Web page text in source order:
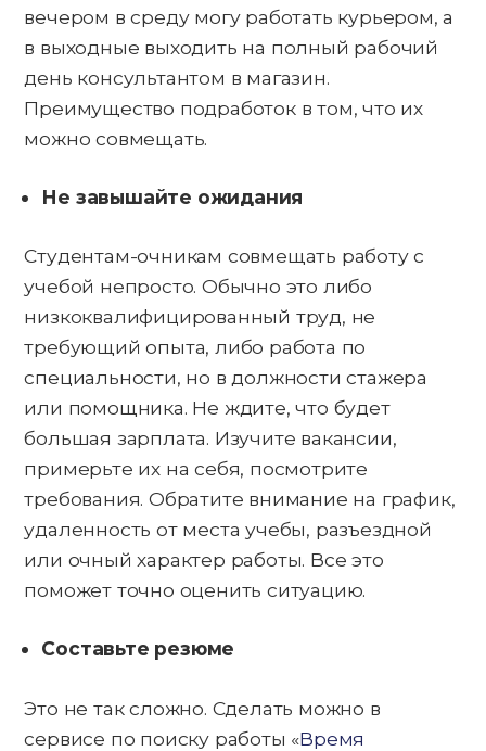
вечером в среду могу работать курьером, а
в выходные выходить на полный рабочий
день консультантом в магазин.
Преимущество подработок в том, что их
можно совмещать.
Не завышайте ожидания
Студентам-очникам совмещать работу с
учебой непросто. Обычно это либо
низкоквалифицированный труд, не
требующий опыта, либо работа по
специальности, но в должности стажера
или помощника. Не ждите, что будет
большая зарплата. Изучите вакансии,
примерьте их на себя, посмотрите
требования. Обратите внимание на график,
удаленность от места учебы, разъездной
или очный характер работы. Все это
поможет точно оценить ситуацию.
Составьте резюме
Это не так сложно. Сделать можно в
сервисе по поиску работы «Время